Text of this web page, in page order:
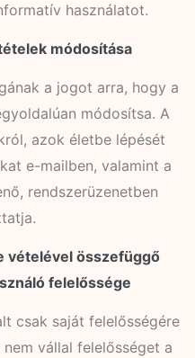
használatot.
módosítása
a jogot arra, hogy a
módosítsa. A
azok életbe lépését
e-mailben, valamint a
rendszerüzenetben
vételével összefüggő
felelőssége
csak saját felelősségére
vállal felelősséget a